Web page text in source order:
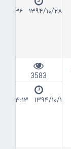
۱۳۹۴/۱۰/۲۸ ۱۱:۳۶
3583
۱۳۹۴/۱۰/۱ ۲۳:۱۳